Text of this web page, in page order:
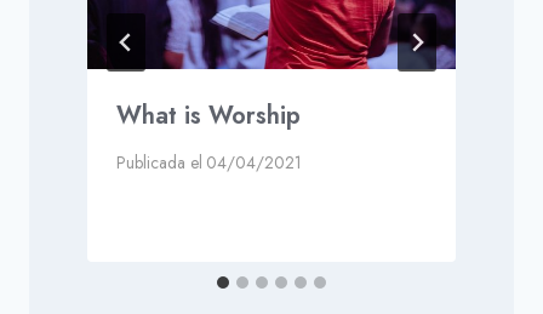
What is Worship
Publicada el 04/04/2021